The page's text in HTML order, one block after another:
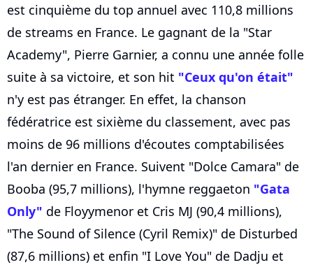
est cinquième du top annuel avec 110,8 millions
de streams en France. Le gagnant de la "Star
Academy", Pierre Garnier, a connu une année folle
suite à sa victoire, et son hit "Ceux qu'on était"
n'y est pas étranger. En effet, la chanson
fédératrice est sixième du classement, avec pas
moins de 96 millions d'écoutes comptabilisées
l'an dernier en France. Suivent "Dolce Camara" de
Booba (95,7 millions), l'hymne reggaeton "Gata
Only" de Floyymenor et Cris MJ (90,4 millions),
"The Sound of Silence (Cyril Remix)" de Disturbed
(87,6 millions) et enfin "I Love You" de Dadju et